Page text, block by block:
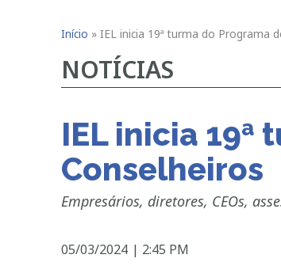
Início »IEL inicia 19ª turma do Programa
NOTÍCIAS
IEL inicia 19ª
Conselheiros
Empresários, diretores, CEOs,
05/03/2024 | 2:45 PM